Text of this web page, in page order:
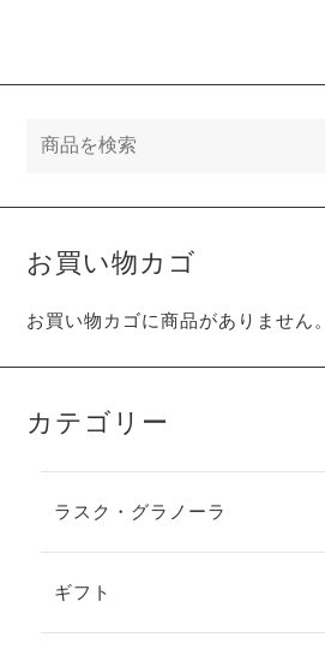
お買い物カゴ
お買い物カゴに商品がありません。
カテゴリー
ラスク・グラノーラ
ギフト